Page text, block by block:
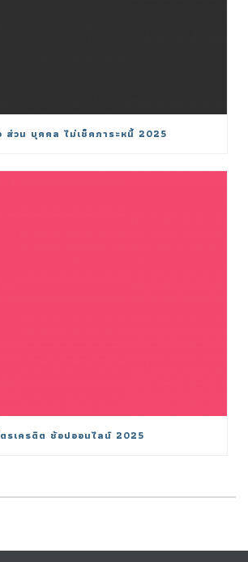
ส่วน บุคคล ไม่เช็คภาระหนี้ 2025
รเครดิต ช้อปออนไลน์ 2025